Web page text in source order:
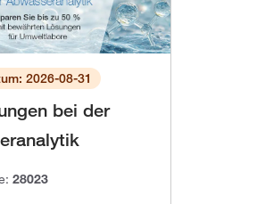
2026-08-31
bei der
28023